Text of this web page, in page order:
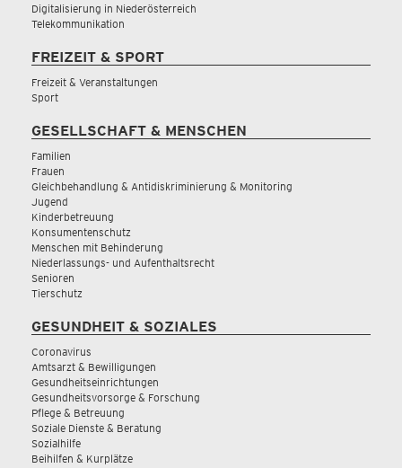
Digitalisierung in Niederösterreich
Telekommunikation
FREIZEIT & SPORT
Freizeit & Veranstaltungen
Sport
GESELLSCHAFT & MENSCHEN
Familien
Frauen
Gleichbehandlung & Antidiskriminierung & Monitoring
Jugend
Kinderbetreuung
Konsumentenschutz
Menschen mit Behinderung
Niederlassungs- und Aufenthaltsrecht
Senioren
Tierschutz
GESUNDHEIT & SOZIALES
Coronavirus
Amtsarzt & Bewilligungen
Gesundheitseinrichtungen
Gesundheitsvorsorge & Forschung
Pflege & Betreuung
Soziale Dienste & Beratung
Sozialhilfe
Beihilfen & Kurplätze